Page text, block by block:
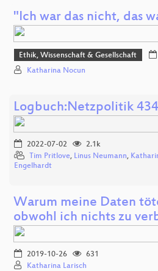
"Ich war das nicht, das
Ethik, Wissenschaft & Gesellschaft
Katharina Nocun
Logbuch:Netzpolitik 434
2022-07-02
2.1k
Tim Pritlove, Linus Neumann,
Engelhardt
Warum meine Daten
obwohl ich nichts zu
2019-10-26
631
Katharina Larisch